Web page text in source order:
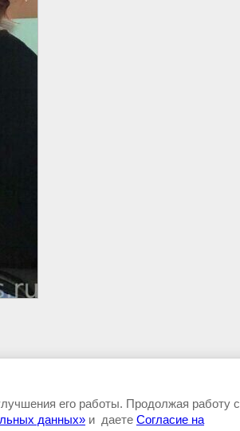
его работы. Продолжая работу с
данных» и даете Согласие на